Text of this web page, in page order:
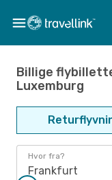
Billige
Luxemburg
Hvor fra?
Frankfurt